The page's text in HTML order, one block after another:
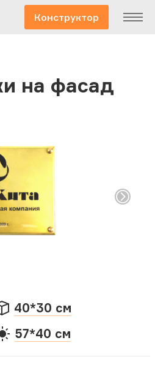
Конструктор
на фасад
40*30 см
57*40 см